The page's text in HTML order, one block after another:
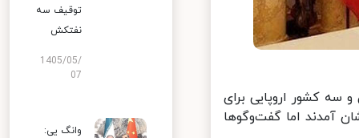
کشور اروپایی برای
آمدند اما گفت‌وگوها
توقیف سه
نفتکش
1405/05/
07
وانگ یی: